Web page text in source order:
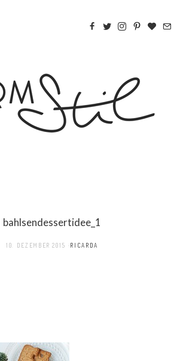
bahlsendessertidee_1
10. DEZEMBER 2015 RICARDA